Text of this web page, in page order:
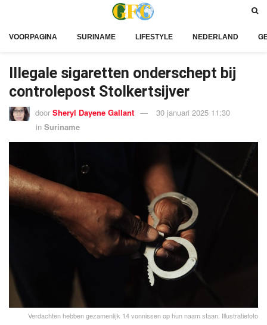
VOORPAGINA SURINAME LIFESTYLE NEDERLAND
Illegale sigaretten onderschept bij
controlepost Stolkertsijver
door Sheryl Dayene Gallant
30 januari 2025 11:30
in Suriname
Verdachten hebben gezamenlijk 14 vonnissen op hun naam staan. Illustratiefoto